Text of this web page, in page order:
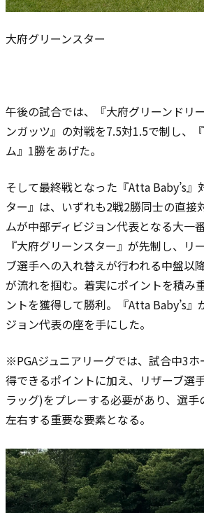
大府グリーンスター
午後の試合では、『大府グリーンドリ
ンガッツ』の対戦を7.5対1.5で制し、
ム』1勝をあげた。
そして最終戦となった『Atta Baby’s』
ター』は、いずれも2戦2勝同士の直接
ムが中部ディビジョン代表となる大一
『大府グリーンスター』が先制し、リ
ブ選手への入れ替えが行われる中盤以
が流れを掴む。着実にポイントを積み
ントを獲得して勝利。『Atta Baby’s』
ジョン代表の座を手にした。
※PGAジュニアリーグでは、試合中3
得できるポイントに加え、リザーブ選
ラッグ)をプレーする必要があり、選手
左右する重要な要素となる。